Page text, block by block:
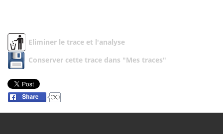
Eliminer le trace et l'analyse
Conserver cette trace dans "Mes traces"